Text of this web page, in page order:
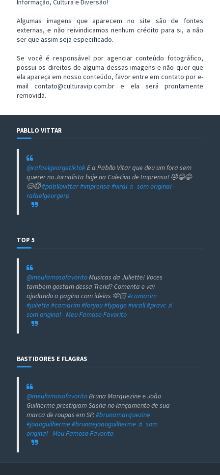
Informação, Cultura e Diversão!
Algumas imagens que aparecem no site são de fontes
externas, e não reivindicamos nenhum crédito para si, a não
ser que assim seja especificado.
Se você é responsável por agenciar conteúdo fotográfico,
possui os direitos de alguma dessas imagens e não quer que
ela apareça em nosso conteúdo, favor entre em contato por e-
mail contato@culturavip.com.br e ela será prontamente
removida.
PABLLO VITTAR
@rafaelgeorgetiktokE a Pabllo Vitar que deu um fora sem
querer no Jornalista hoje na Coletiva de Imprensa! 🤣😂😅
😊😇#pabllovittar#imprensa #viral ♬ som original -
rafaelgeorgerp
TOP 5
@meufamosofavoritoMusicas da Juliette! Voces
tambem gostam dessa Trend? Comenta e vai
ajudando a pagina com ideias 🫶🏻#camarim
#juliette#camarim#foryou#fypage#virall#pravc ♬
som original - Meu Famoso Favorito
BASTIDORES E FLAGRAS
@meufamosofavoritoBruna Marquezine e João
Guilherme prestigiam Sasha no lançamento de sua
marca de roupas em SP. #brunamarquezine
#joaoguilherme#brunaejoaoguilherme ♬ som
original - Meu Famoso Favorito